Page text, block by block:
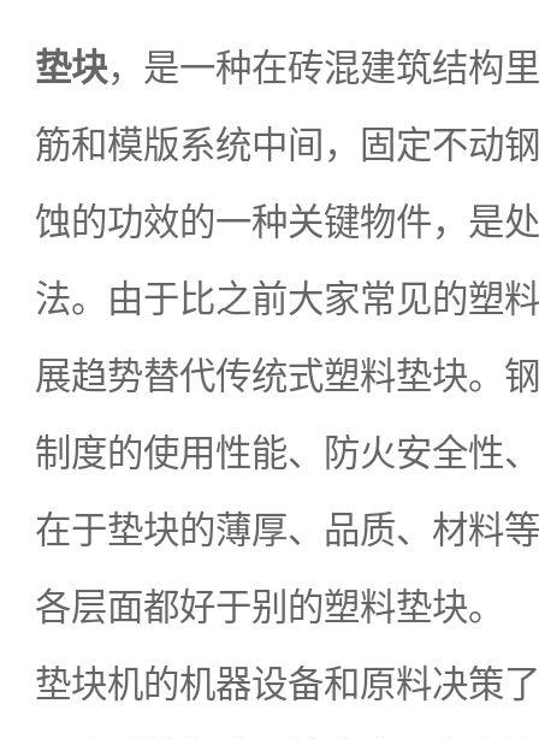
垫块，是一种在砖混建筑结构
筋和模版系统中间，固定不动
蚀的功效的一种关键物件，是
法。由于比之前大家常见的塑
展趋势替代传统式塑料垫块。
制度的使用性能、防火安全性
在于垫块的薄厚、品质、材料
各层面都好于别的塑料垫块。
垫块机的机器设备和原料决策